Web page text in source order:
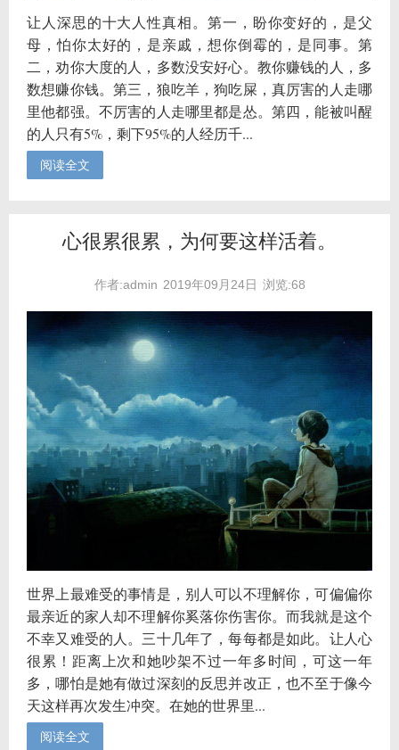
让人深思的十大人性真相。第一，盼你变好的，是父
母，怕你太好的，是亲戚，想你倒霉的，是同事。第
二，劝你大度的人，多数没安好心。教你赚钱的人，多
数想赚你钱。第三，狼吃羊，狗吃屎，真厉害的人走哪
里他都强。不厉害的人走哪里都是怂。第四，能被叫醒
的人只有5%，剩下95%的人经历千...
阅读全文
心很累很累，为何要这样活着。
作者:admin 2019年09月24日 浏览:68
世界上最难受的事情是，别人可以不理解你，可偏偏你
最亲近的家人却不理解你奚落你伤害你。而我就是这个
不幸又难受的人。三十几年了，每每都是如此。让人心
很累！距离上次和她吵架不过一年多时间，可这一年
多，哪怕是她有做过深刻的反思并改正，也不至于像今
天这样再次发生冲突。在她的世界里...
阅读全文